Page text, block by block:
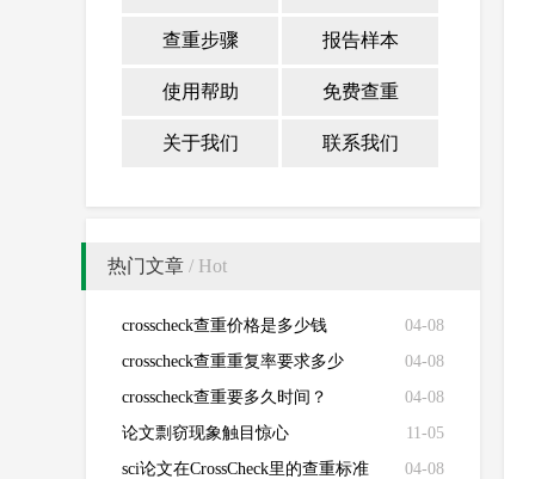
查重步骤 报告样本
使用帮助 免费查重
关于我们 联系我们
热门文章 / Hot
04-08
crosscheck查重价格是多少钱
04-08
crosscheck查重重复率要求多少
04-08
crosscheck查重要多久时间？
11-05
论文剽窃现象触目惊心
04-08
sci论文在CrossCheck里的查重标准